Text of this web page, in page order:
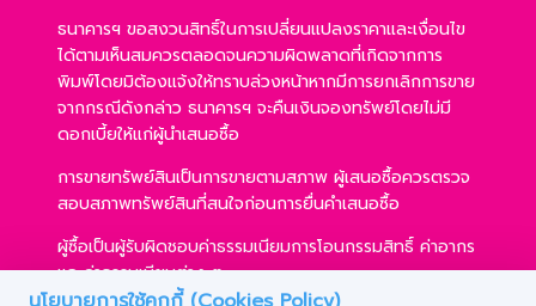
ธนาคารฯ ขอสงวนสิทธิ์ในการเปลี่ยนแปลงราคาและเงื่อนไข
ได้ตามเห็นสมควรตลอดจนความผิดพลาดที่เกิดจากการ
พิมพ์โดยมิต้องแจ้งให้ทราบล่วงหน้าหากมีการยกเลิกการขาย
จากกรณีดังกล่าว ธนาคารฯ จะคืนเงินจองทรัพย์โดยไม่มี
ดอกเบี้ยให้แก่ผู้นำเสนอซื้อ
การขายทรัพย์สินเป็นการขายตามสภาพ ผู้เสนอซื้อควรตรวจ
สอบสภาพทรัพย์สินที่สนใจก่อนการยื่นคำเสนอซื้อ
ผู้ซื้อเป็นผู้รับผิดชอบค่าธรรมเนียมการโอนกรรมสิทธิ์ ค่าอากร
และค่าธรรมเนียมต่าง ๆ